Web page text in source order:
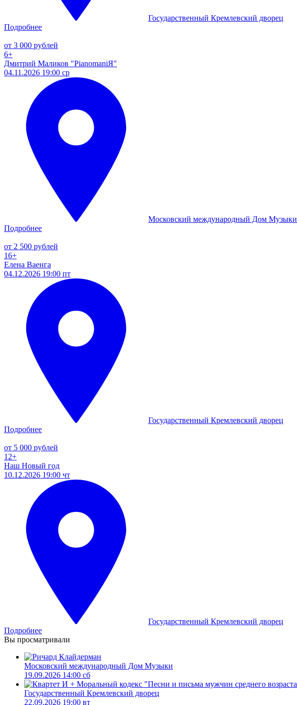
Государственный Кремлевский дворец
Подробнее
от 3 000 рублей
6+
Дмитрий Маликов "PianomaniЯ"
04.11.2026 19:00 ср
Московский международный Дом Музыки
Подробнее
от 2 500 рублей
16+
Елена Ваенга
04.12.2026 19:00 пт
Государственный Кремлевский дворец
Подробнее
от 5 000 рублей
12+
Наш Новый год
10.12.2026 19:00 чт
Государственный Кремлевский дворец
Подробнее
Вы просматривали
Московский международный Дом Музыки
19.09.2026 14:00 сб
Государственный Кремлевский дворец
22.09.2026 19:00 вт